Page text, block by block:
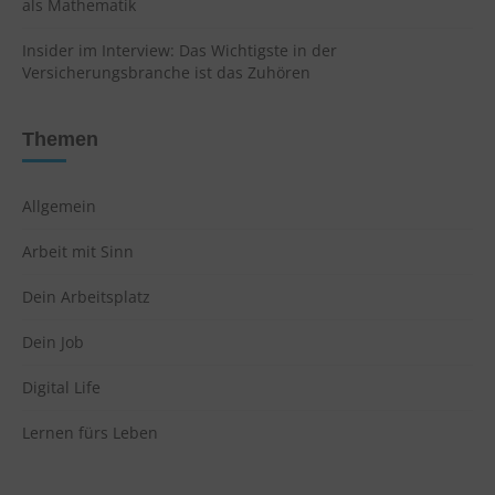
als Mathematik
Insider im Interview: Das Wichtigste in der
Versicherungsbranche ist das Zuhören
Themen
Allgemein
Arbeit mit Sinn
Dein Arbeitsplatz
Dein Job
Digital Life
Lernen fürs Leben